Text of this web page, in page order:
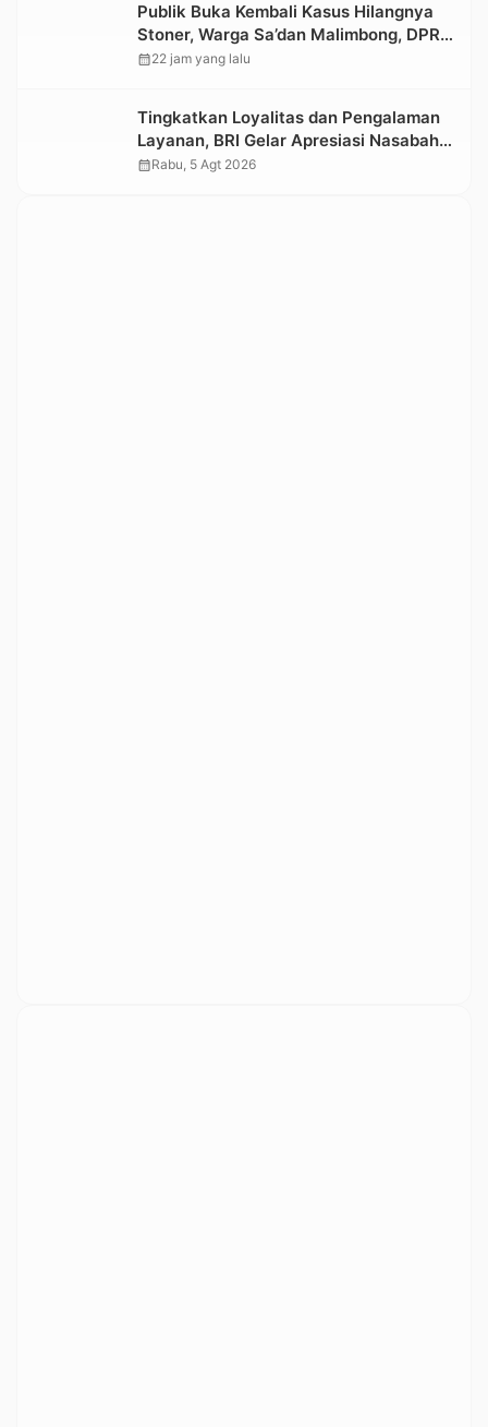
Publik Buka Kembali Kasus Hilangnya
Stoner, Warga Sa’dan Malimbong, DPRD
dan Stakeholder Terkait Diminta
calendar_month22 jam yang lalu
Tingkatkan Loyalitas dan Pengalaman
Layanan, BRI Gelar Apresiasi Nasabah
Pensiunan
calendar_monthRabu, 5 Agt 2026